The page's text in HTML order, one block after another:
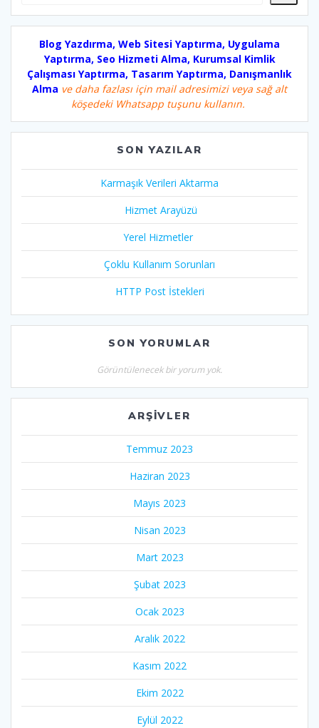
Blog Yazdırma, Web Sitesi Yaptırma, Uygulama
Yaptırma, Seo Hizmeti Alma, Kurumsal Kimlik
Çalışması Yaptırma, Tasarım Yaptırma, Danışmanlık
Alma ve daha fazlası için mail adresimizi veya sağ alt
köşedeki Whatsapp tuşunu kullanın.
SON YAZILAR
Karmaşık Verileri Aktarma
Hizmet Arayüzü
Yerel Hizmetler
Çoklu Kullanım Sorunları
HTTP Post İstekleri
SON YORUMLAR
Görüntülenecek bir yorum yok.
ARŞIVLER
Temmuz 2023
Haziran 2023
Mayıs 2023
Nisan 2023
Mart 2023
Şubat 2023
Ocak 2023
Aralık 2022
Kasım 2022
Ekim 2022
Eylül 2022